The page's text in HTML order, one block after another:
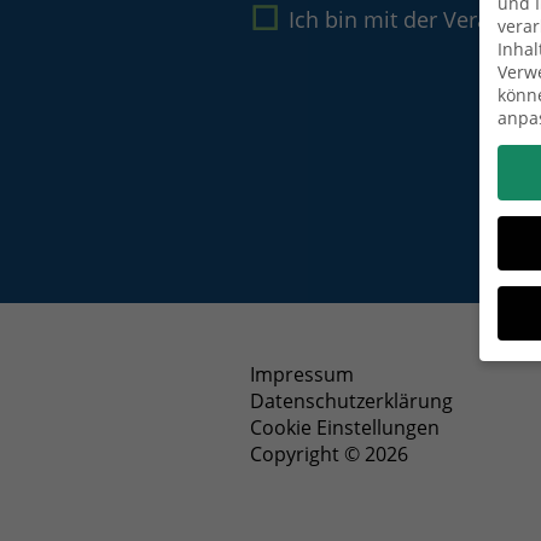
Ich bin mit der
Impressum
Datenschutzerklärung
Cookie Einstellungen
Copyright © 2026